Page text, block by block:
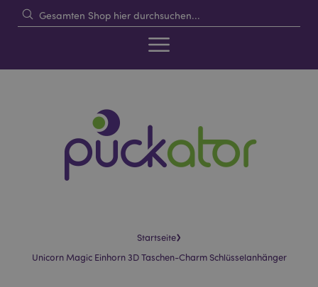
Startseite›
Unicorn Magic Einhorn 3D Taschen-Charm Schlüsselanhänger